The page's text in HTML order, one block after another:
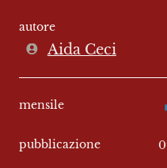
autore
Aida Ceci
mensile
pubblicazione